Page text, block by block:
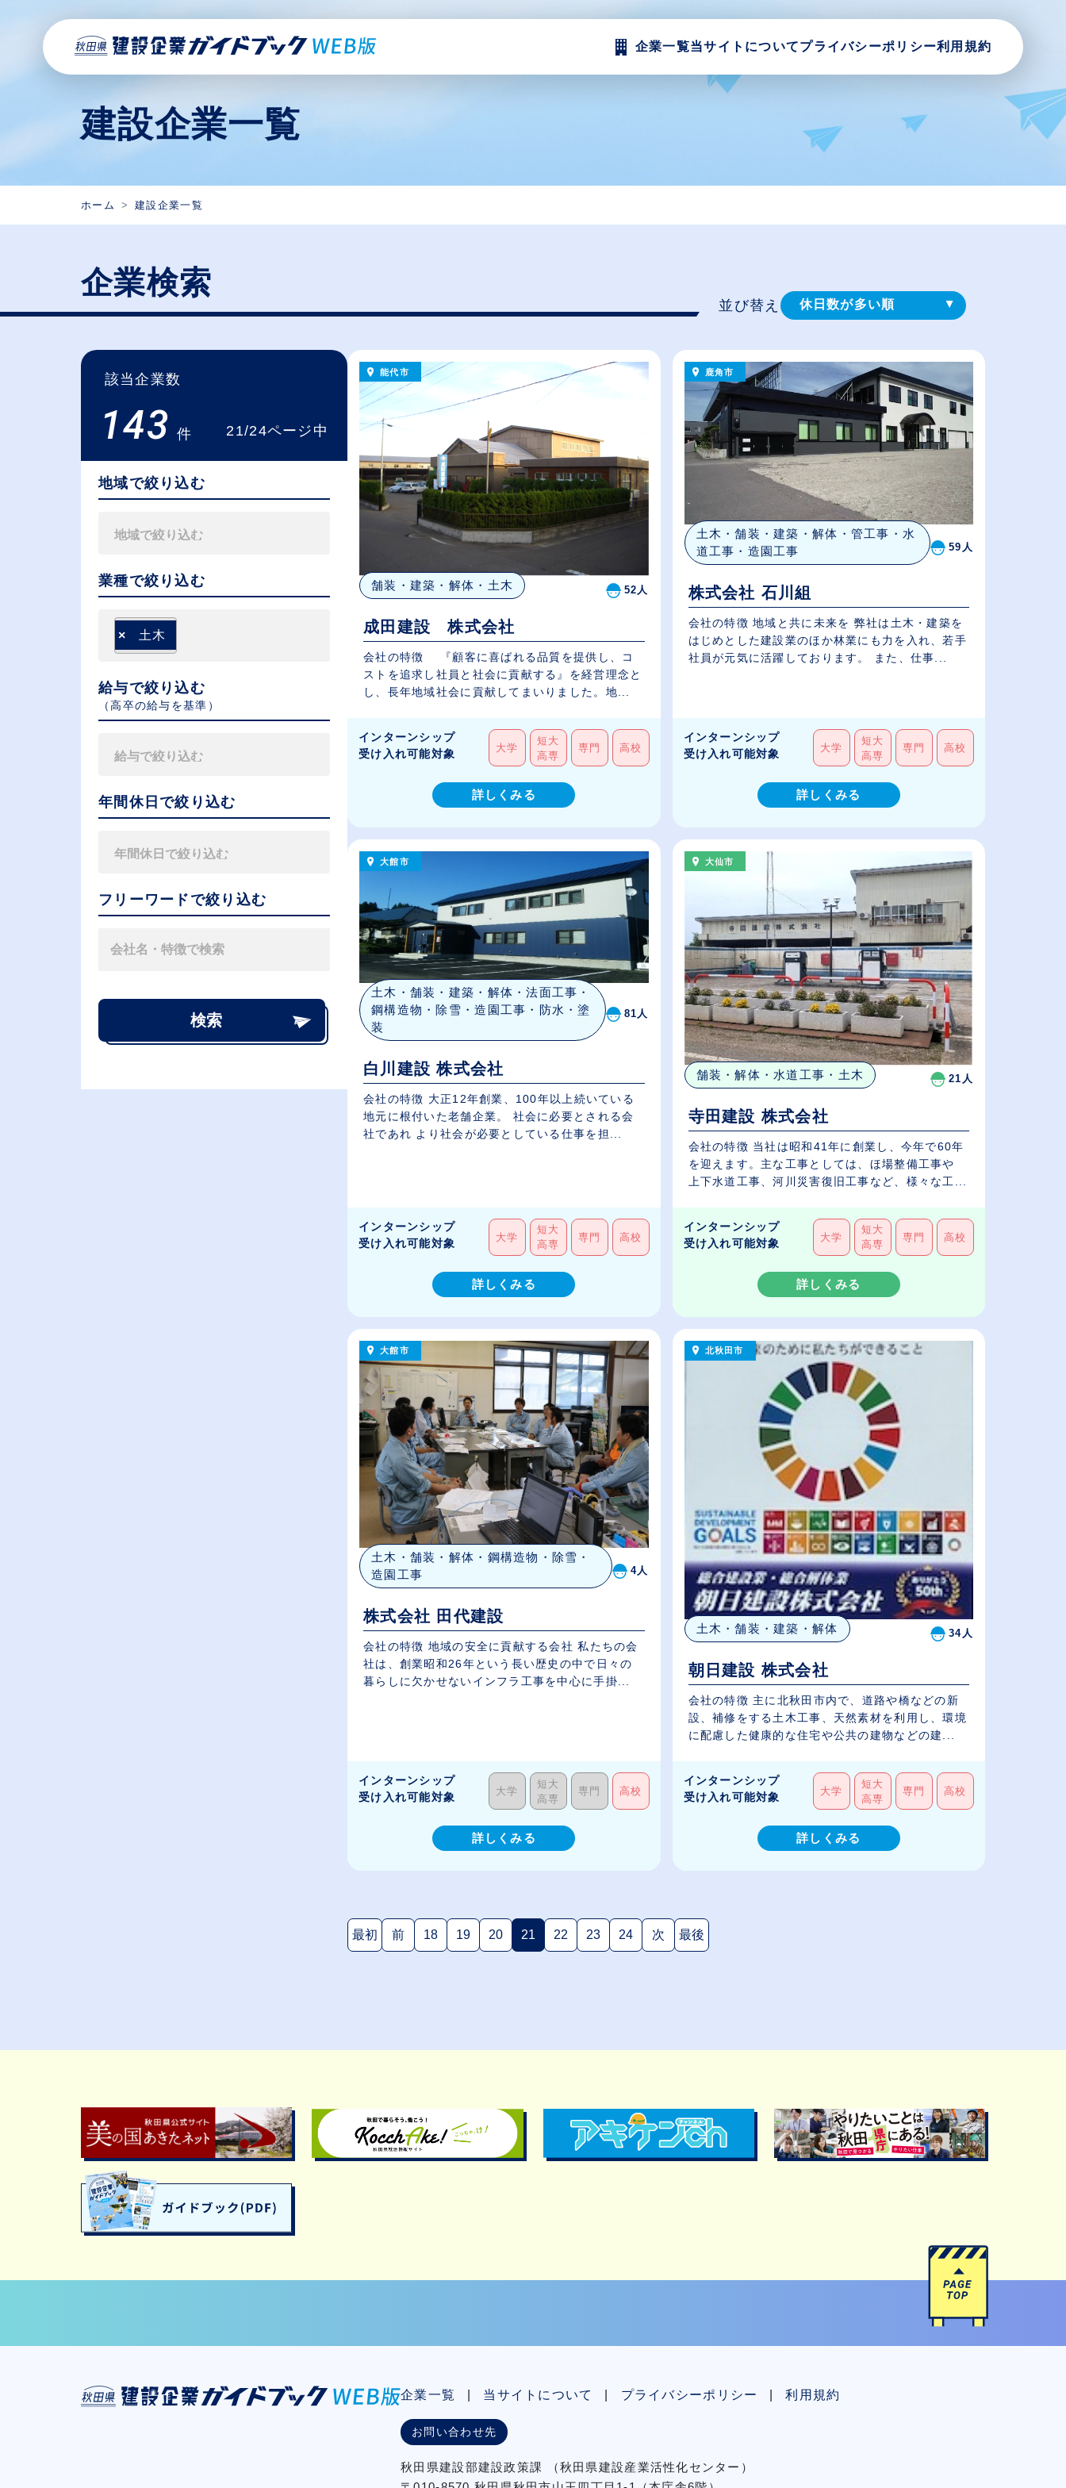
企業一覧当サイトについてプライバシーポリシー利用規約
建設企業一覧
ホーム 建設企業一覧
企業検索
該当企業数
143 件 21/24ページ中
地域で絞り込む
業種で絞り込む
× 土木
給与で絞り込む
（⾼卒の給与を基準）
年間休日で絞り込む
フリーワードで絞り込む
検索
並び替え 休日数が多い順
給与が高い順
（⾼卒の給与を基準）
従業員が多い順
能代市
舗装・建築・解体・土木 52人
成田建設 株式会社
会社の特徴 『顧客に喜ばれる品質を提供し、コ
ストを追求し社員と社会に貢献する』を経営理念と
し、長年地域社会に貢献してまいりました。地...
インターンシップ
受け入れ可能対象
大学
短大
高専
専門 高校
詳しくみる
鹿角市
土木・舗装・建築・解体・管工事・水
道工事・造園工事
59人
株式会社 石川組
会社の特徴 地域と共に未来を 弊社は土木・建築を
はじめとした建設業のほか林業にも力を入れ、若手
社員が元気に活躍しております。 また、仕事...
インターンシップ
受け入れ可能対象
大学
短大
高専
専門 高校
詳しくみる
大館市
土木・舗装・建築・解体・法面工事・
鋼構造物・除雪・造園工事・防水・塗
装
81人
白川建設 株式会社
会社の特徴 大正12年創業、100年以上続いている
地元に根付いた老舗企業。 社会に必要とされる会
社であれ より社会が必要としている仕事を担...
インターンシップ
受け入れ可能対象
大学
短大
高専
専門 高校
詳しくみる
大仙市
舗装・解体・水道工事・土木 21人
寺田建設 株式会社
会社の特徴 当社は昭和41年に創業し、今年で60年
を迎えます。主な工事としては、ほ場整備工事や
上下水道工事、河川災害復旧工事など、様々な工...
インターンシップ
受け入れ可能対象
大学
短大
高専
専門 高校
詳しくみる
大館市
土木・舗装・解体・鋼構造物・除雪・
造園工事
4人
株式会社 田代建設
会社の特徴 地域の安全に貢献する会社 私たちの会
社は、創業昭和26年という長い歴史の中で日々の
暮らしに欠かせないインフラ工事を中心に手掛...
インターンシップ
受け入れ可能対象
大学
短大
高専
専門 高校
詳しくみる
北秋田市
土木・舗装・建築・解体 34人
朝日建設 株式会社
会社の特徴 主に北秋田市内で、道路や橋などの新
設、補修をする土木工事、天然素材を利用し、環境
に配慮した健康的な住宅や公共の建物などの建...
インターンシップ
受け入れ可能対象
大学
短大
高専
専門 高校
詳しくみる
最初 前 18 19 20 21(現在のページ)
22 23 24 次 最後
企業一覧 当サイトについて プライバシーポリシー 利用規約
お問い合わせ先
秋⽥県建設部建設政策課
（秋⽥県建設産業活性化センター）